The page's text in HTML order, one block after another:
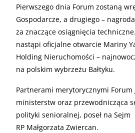
Pierwszego dnia Forum zostaną
Gospodarcze, a drugiego –
za znaczące osiągnięcia
nastąpi oficjalne otwarcie Mariny
Holding Nieruchomości –
na polskim wybrzeżu Bałtyku.
Partnerami merytorycznymi
ministerstw oraz przewodnicząca
polityki senioralnej, poseł na Sejm
RP Małgorzata Zwiercan.